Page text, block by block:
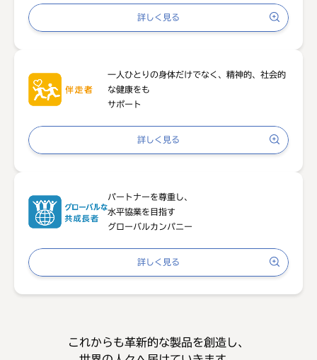
詳しく見る
一人ひとりの身体だけでなく、 精神的、社会的
な健康をも
サポート
詳しく見る
パートナーを尊重し、
水平協業を目指す
グローバルカンパニー
詳しく見る
これからも革新的な製品を創造し、